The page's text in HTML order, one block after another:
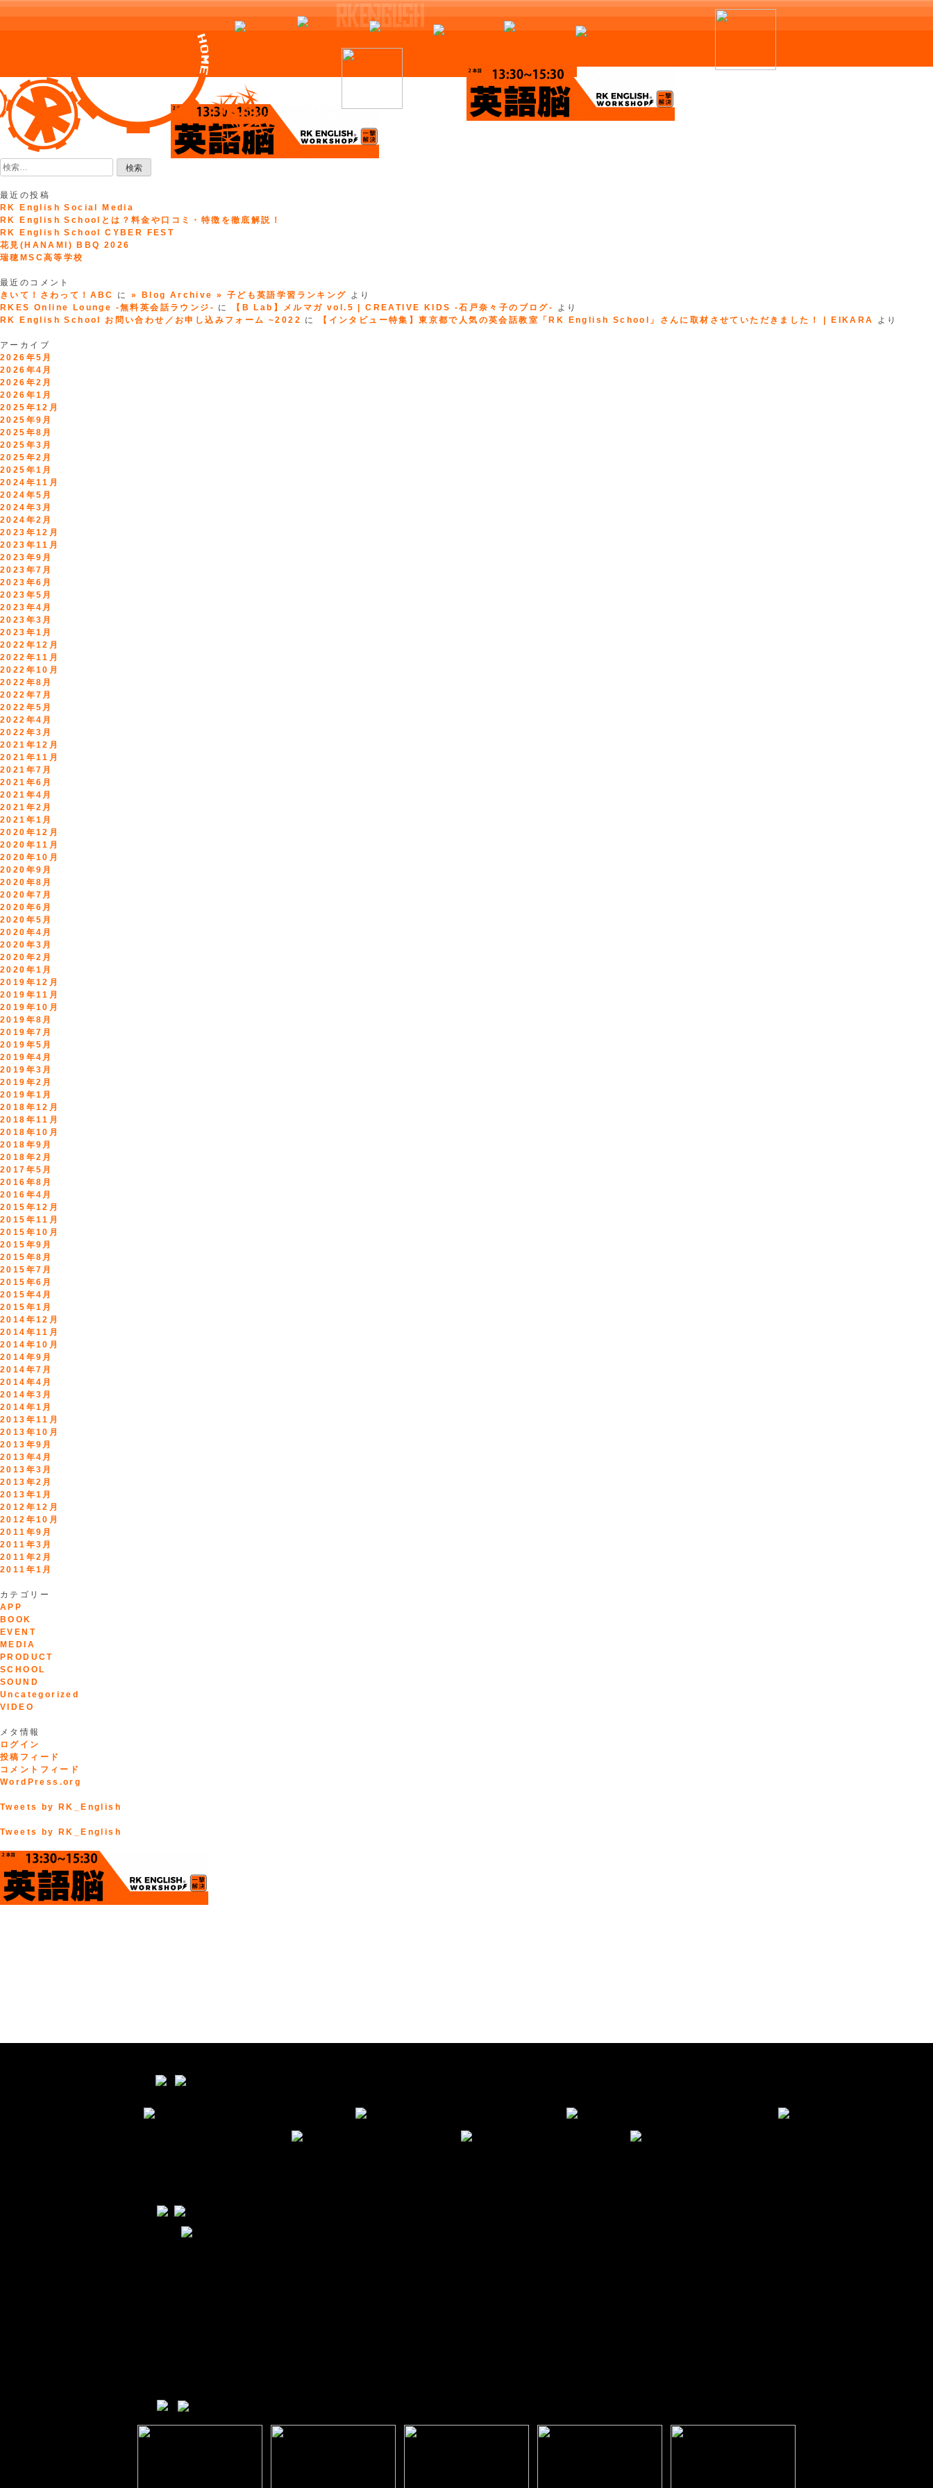
Skip
to
content
検
索:
最近の投稿
RK English Social Media
RK English Schoolとは？料金や口コミ・特徴を徹底解説！
RK English School CYBER FEST
花見(HANAMI) BBQ 2026
瑞穂MSC高等学校
最近のコメント
きいて！さわって！ABC
に» Blog Archive » 子ども英語学習ランキング より
RKES Online Lounge -無料英会話ラウンジ- に 【B Lab】メルマガ vol.5 | CREATIVE KIDS -石戸奈々子のブログ-
より
RK English School お問い合わせ／お申し込みフォーム ~2022 に 【インタビュー特集】東京都で人気の英会話教室「RK English School」さんに取材させていただきました！ | EIKARA より
アーカイブ
2026年5月
2026年4月
2026年2月
2026年1月
2025年12月
2025年9月
2025年8月
2025年3月
2025年2月
2025年1月
2024年11月
2024年5月
2024年3月
2024年2月
2023年12月
2023年11月
2023年9月
2023年7月
2023年6月
2023年5月
2023年4月
2023年3月
2023年1月
2022年12月
2022年11月
2022年10月
2022年8月
2022年7月
2022年5月
2022年4月
2022年3月
2021年12月
2021年11月
2021年7月
2021年6月
2021年4月
2021年2月
2021年1月
2020年12月
2020年11月
2020年10月
2020年9月
2020年8月
2020年7月
2020年6月
2020年5月
2020年4月
2020年3月
2020年2月
2020年1月
2019年12月
2019年11月
2019年10月
2019年8月
2019年7月
2019年5月
2019年4月
2019年3月
2019年2月
2019年1月
2018年12月
2018年11月
2018年10月
2018年9月
2018年2月
2017年5月
2016年8月
2016年4月
2015年12月
2015年11月
2015年10月
2015年9月
2015年8月
2015年7月
2015年6月
2015年4月
2015年1月
2014年12月
2014年11月
2014年10月
2014年9月
2014年7月
2014年4月
2014年3月
2014年1月
2013年11月
2013年10月
2013年9月
2013年4月
2013年3月
2013年2月
2013年1月
2012年12月
2012年10月
2011年9月
2011年3月
2011年2月
2011年1月
カテゴリー
APP
BOOK
EVENT
MEDIA
PRODUCT
SCHOOL
SOUND
Uncategorized
VIDEO
メタ情報
ログイン
投稿フィード
コメントフィード
WordPress.org
Tweets by RK_English
Tweets by RK_English